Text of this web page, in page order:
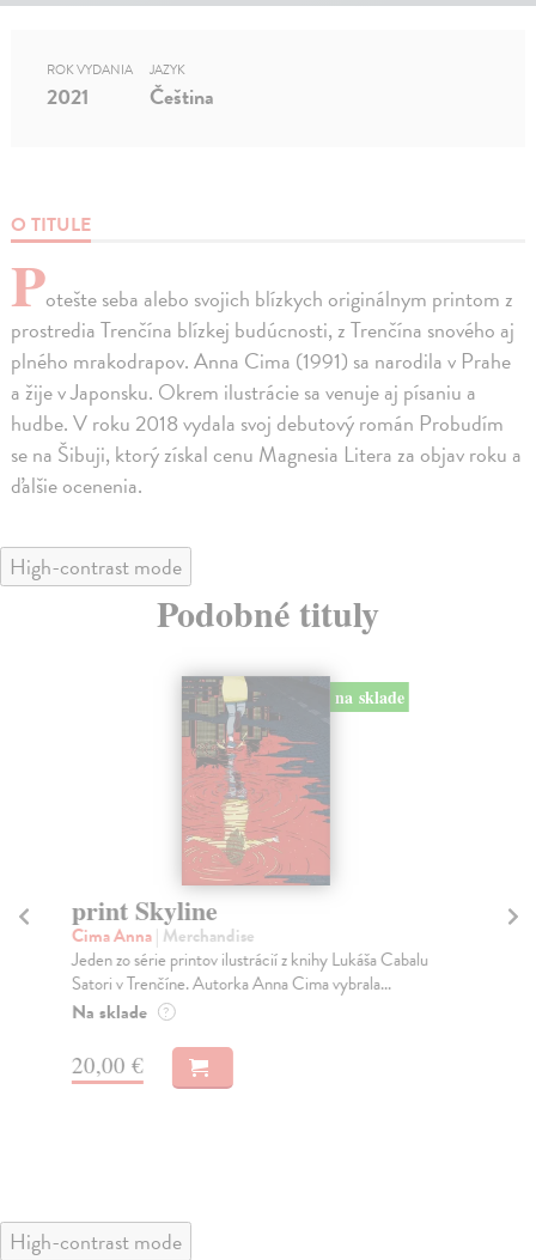
O TITULE
Potešte seba alebo svojich blízkych originálnym printom z
prostredia Trenčína blízkej budúcnosti, z Trenčína snového aj
plného mrakodrapov. Anna Cima (1991) sa narodila v Prahe
a žije v Japonsku. Okrem ilustrácie sa venuje aj písaniu a
hudbe. V roku 2018 vydala svoj debutový román Probudím
se na Šibuji, ktorý získal cenu Magnesia Litera za objav roku a
ďalšie ocenenia.
ROK VYDANIA
2021
JAZYK
Čeština
High-contrast mode
Podobné tituly
na sklade
print Skyline
Cima Anna| Merchandise
Jeden zo série printov ilustrácií z knihy Lukáša Cabalu
Satori v Trenčíne. Autorka Anna Cima vybrala...
Na sklade ?
20,00 €
High-contrast mode